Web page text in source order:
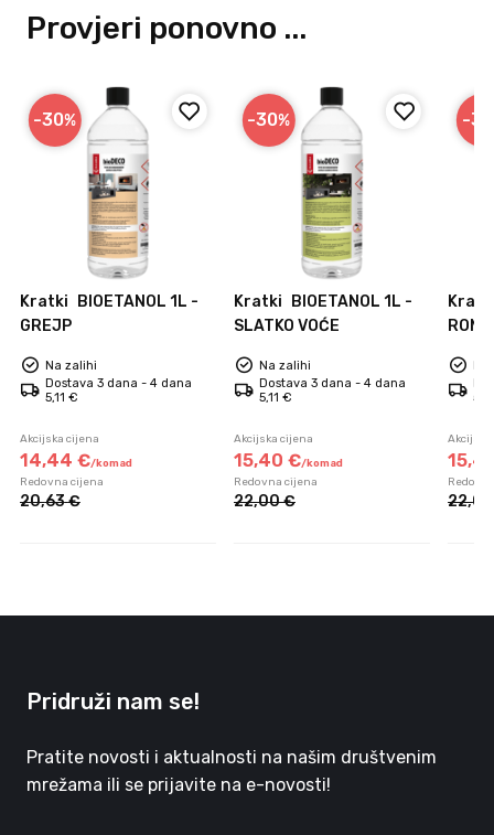
Provjeri ponovno ...
-30%
Kratki
BIOETANOL 1L -
GREJP
Na zalihi
Dostava 3 dana - 4 dana
5,11 €
Akcijska cijena
14,44 €/komad
Redovna cijena
20,63€
-30%
Kratki
BIOETANOL 1L -
SLATKO VOĆE
Na zalihi
Dostava 3 dana - 4 dana
5,11 €
Akcijska cijena
15,40 €/komad
Redovna cijena
22,00€
-30
Na
15,
22,00
Pridruži nam se!
Pratite novosti i aktualnosti na našim društvenim
mrežama ili se prijavite na e-novosti!